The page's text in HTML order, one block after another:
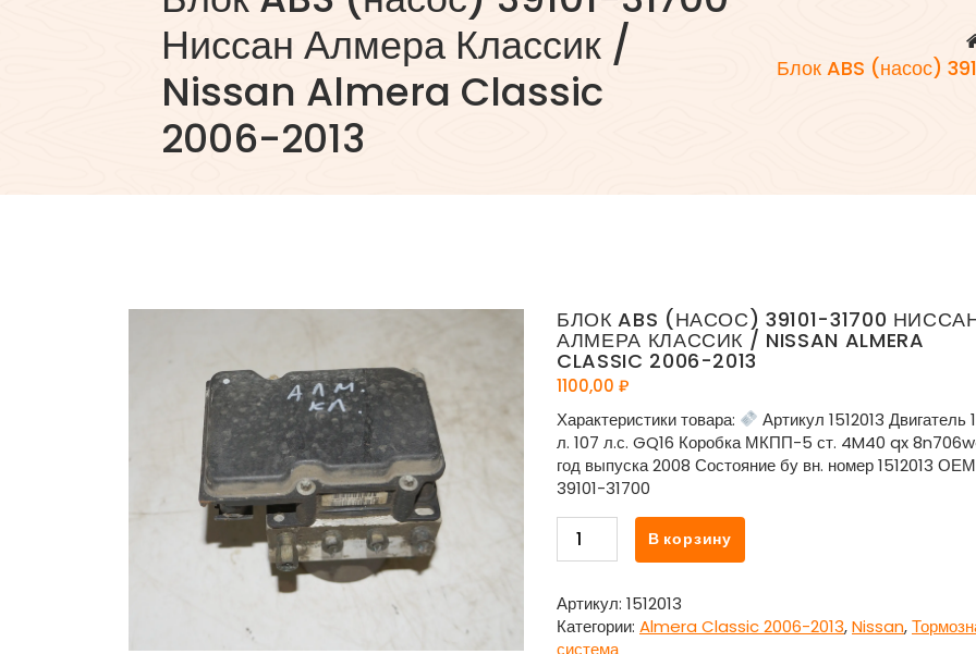
Ниссан Алмера Классик /
Nissan Almera Classic
2006-2013
Блок ABS (насос)
БЛОК ABS (НАСОС) 39101-31700
АЛМЕРА КЛАССИК / NISSAN ALMERA
CLASSIC 2006-2013
1100,00 ₽
Характеристики товара:
Артикул 1512013 Двигатель
л. 107 л.с. GQ16 Коробка МКПП-5 ст. 4M40 qx
год выпуска 2008 Состояние бу вн. номер 1512013 ОЕМ
39101-31700
Количество
товара
ABS
(насос)
39101-
В корзину
Артикул: 1512013
Категории: Almera Classic 2006-2013,Nissan,
система